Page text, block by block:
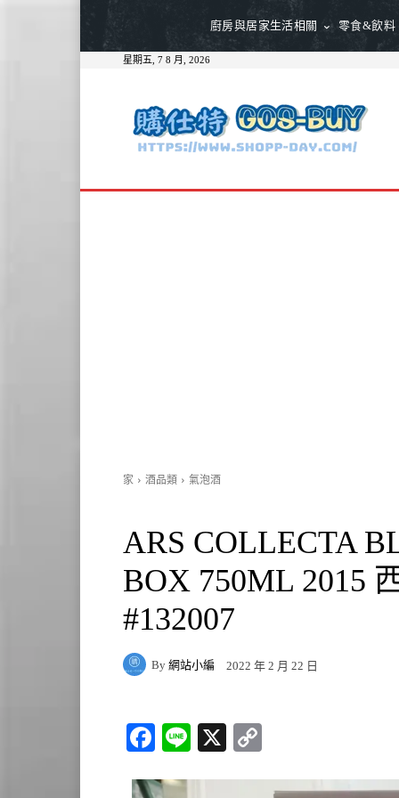
廚房與居家生活相關 零食&飲料
星期五, 7 8 月, 2026
家 酒品類 氣泡酒
ARS COLLECTA
BOX 750ML 2015
#132007
By 網站小編 2022 年 2 月 22 日
Fa
Li
X